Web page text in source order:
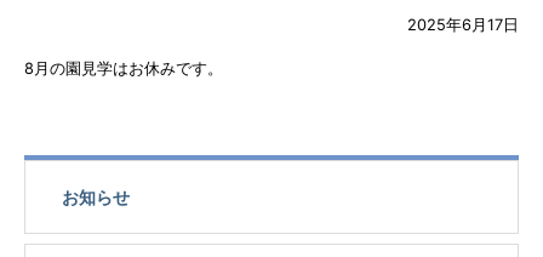
2025年6月17日
8月の園見学はお休みです。
お知らせ